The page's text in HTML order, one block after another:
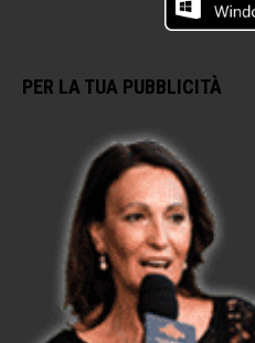
PER LA TUA PUBBLICITÀ